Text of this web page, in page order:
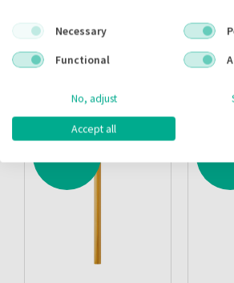
Alternatieve
Necessary
Functional
No, adjust
Accept all